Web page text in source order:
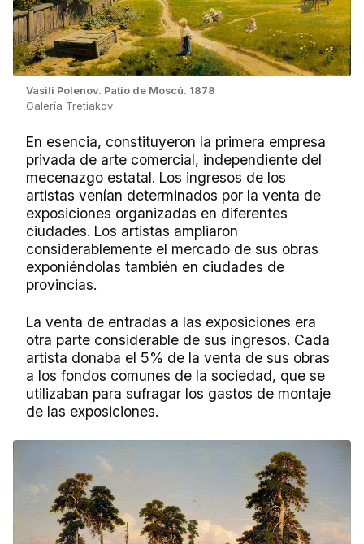
Vasili Polenov. Patio de Moscú. 1878
Galería Tretiakov
En esencia, constituyeron la primera empresa
privada de arte comercial, independiente del
mecenazgo estatal. Los ingresos de los
artistas venían determinados por la venta de
exposiciones organizadas en diferentes
ciudades. Los artistas ampliaron
considerablemente el mercado de sus obras
exponiéndolas también en ciudades de
provincias.
La venta de entradas a las exposiciones era
otra parte considerable de sus ingresos. Cada
artista donaba el 5% de la venta de sus obras
a los fondos comunes de la sociedad, que se
utilizaban para sufragar los gastos de montaje
de las exposiciones.